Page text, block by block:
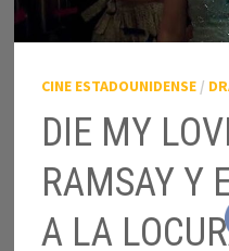
CINE ESTADOUNIDENSE/
DIE MY
RAMSAY Y
A LA